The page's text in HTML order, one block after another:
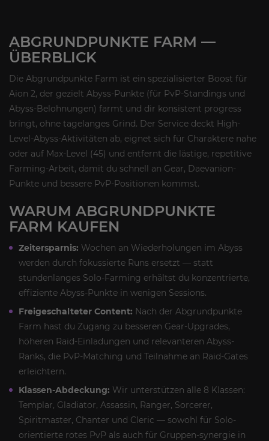
ABGRUNDPUNKTE FARM —
ÜBERBLICK
Die Abgrundpunkte Farm ist ein spezialisierter Boost für
Aion 2, der gezielt Abyss-Punkte (für PvP-Standings und
Abyss-Belohnungen) farmt und dir konsistent progress
bringt, ohne tagelanges Grind. Der Service deckt High-
Level-Abyss-Aktivitäten ab, eignet sich für Charaktere nahe
oder auf Max-Level (45) und entfernt die lästige, repetitive
Farming-Arbeit, damit du schnell an Gear, Daevanion-
Punkte und bessere PvP-Positionen kommst.
WARUM ABGRUNDPUNKTE
FARM KAUFEN
Zeitersparnis: Wochen an Wiederholungen im Abyss
werden durch fokussierte Runs ersetzt — statt
stundenlanges Solo-Farming erhältst du konzentrierte,
effiziente Abyss-Punkte in wenigen Sessions.
Freigeschalteter Content: Nach der Abgrundpunkte
Farm hast du Zugang zu besseren Gear-Upgrades,
höheren Raid-Einladungen und relevanteren Abyss-
Ranks, die PvP-Matching und Teilnahme an Raid-Gates
erleichtern.
Klassen-Abdeckung: Wir unterstützen alle 8 Klassen:
Templar, Gladiator, Assassin, Ranger, Sorcerer,
Spiritmaster, Chanter und Cleric — sowohl für Solo-
orientierte rotes PvP als auch für Gruppen-synergie in